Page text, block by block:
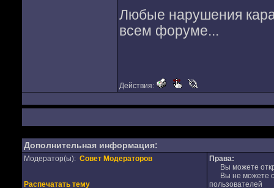
Любые нарушения
всем форуме...
Действия:
Дополнительная информация:
Модератор(ы): Совет Модераторов
Распечатать тему
Права:
Вы можете
Вы не можете
пользователей